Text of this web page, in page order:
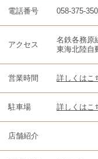
電話番号 058-375-
アクセス
名鉄各務原
東海北陸自
営業時間 詳しくはこ
駐車場 詳しくはこ
店舗紹介